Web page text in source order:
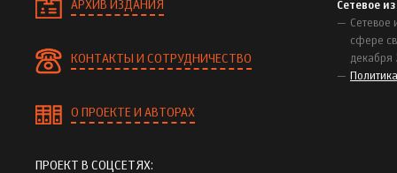
АРХИВ ИЗДАНИЯ
КОНТАКТЫ И СОТРУДНИЧЕСТВО
О ПРОЕКТЕ И АВТОРАХ
Сетевое
Сетевое
сфере
декабря
ПРОЕКТ В СОЦСЕТЯХ: